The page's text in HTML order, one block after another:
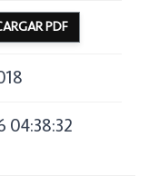
PDF